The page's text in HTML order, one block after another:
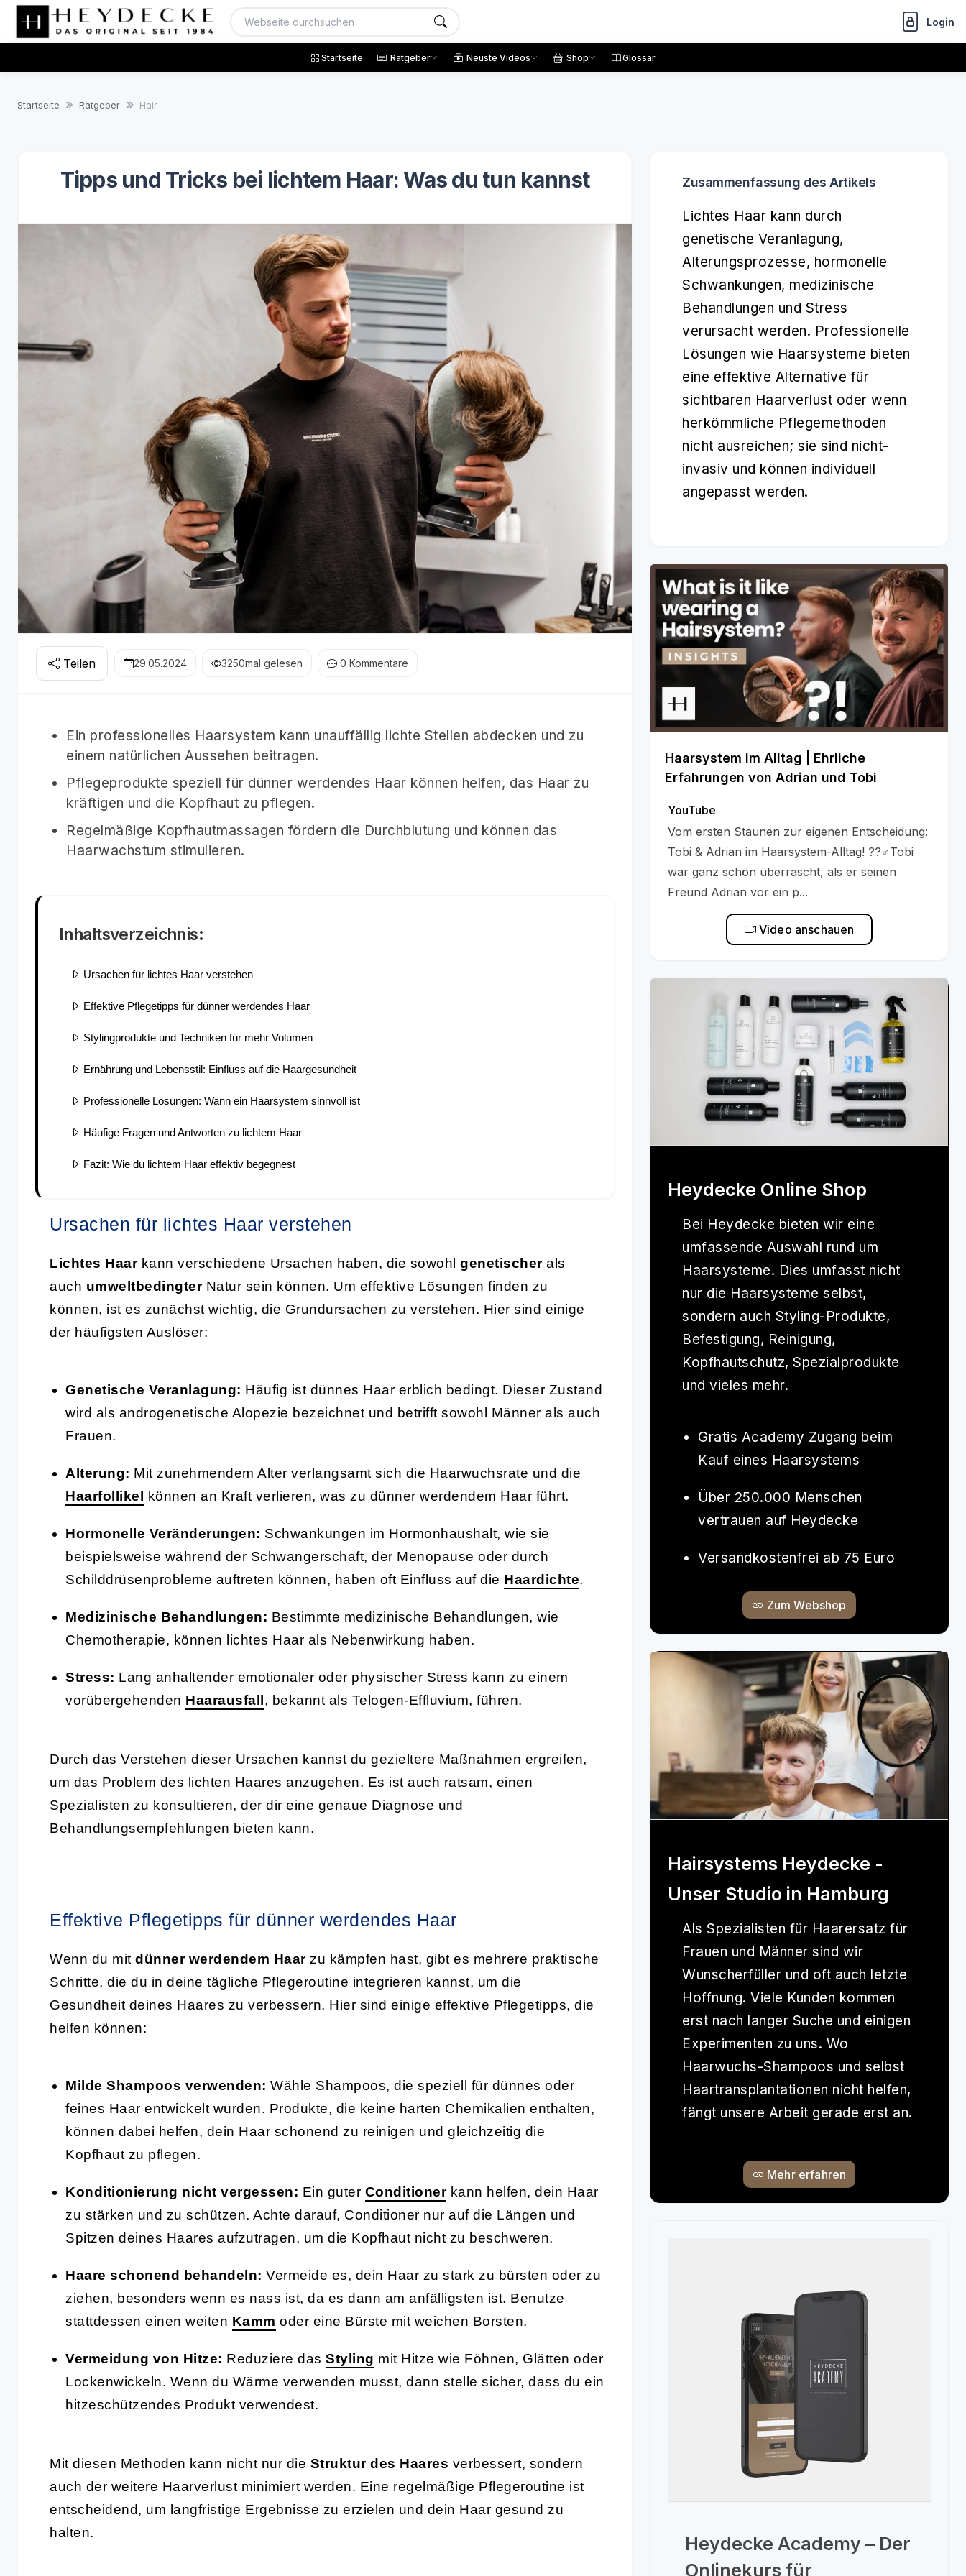
Login
Startseite Ratgeber Neuste Videos Shop Glossar
Startseite Ratgeber Hair
Tipps und Tricks bei lichtem Haar: Was du tun kannst
Teilen 29.05.2024 3250mal gelesen 0 Kommentare
Ein professionelles Haarsystem kann unauffällig lichte Stellen abdecken und zu
einem natürlichen Aussehen beitragen.
Pflegeprodukte speziell für dünner werdendes Haar können helfen, das Haar zu
kräftigen und die Kopfhaut zu pflegen.
Regelmäßige Kopfhautmassagen fördern die Durchblutung und können das
Haarwachstum stimulieren.
Inhaltsverzeichnis:
Ursachen für lichtes Haar verstehen
Effektive Pflegetipps für dünner werdendes Haar
Stylingprodukte und Techniken für mehr Volumen
Ernährung und Lebensstil: Einfluss auf die Haargesundheit
Professionelle Lösungen: Wann ein Haarsystem sinnvoll ist
Häufige Fragen und Antworten zu lichtem Haar
Fazit: Wie du lichtem Haar effektiv begegnest
Ursachen für lichtes Haar verstehen
Lichtes Haarkann verschiedene Ursachen haben, die sowohl genetischerals
auch umweltbedingterNatur sein können. Um effektive Lösungen finden zu
können, ist es zunächst wichtig, die Grundursachen zu verstehen. Hier sind einige
der häufigsten Auslöser:
Genetische Veranlagung: Häufig ist dünnes Haar erblich bedingt. Dieser Zustand
wird als androgenetische Alopezie bezeichnet und betrifft sowohl Männer als auch
Frauen.
Alterung: Mit zunehmendem Alter verlangsamt sich die Haarwuchsrate und die
Haarfollikel können an Kraft verlieren, was zu dünner werdendem Haar führt.
Hormonelle Veränderungen: Schwankungen im Hormonhaushalt, wie sie
beispielsweise während der Schwangerschaft, der Menopause oder durch
Schilddrüsenprobleme auftreten können, haben oft Einfluss auf die Haardichte.
Medizinische Behandlungen: Bestimmte medizinische Behandlungen, wie
Chemotherapie, können lichtes Haar als Nebenwirkung haben.
Stress: Lang anhaltender emotionaler oder physischer Stress kann zu einem
vorübergehenden Haarausfall, bekannt als Telogen-Effluvium, führen.
Durch das Verstehen dieser Ursachen kannst du gezieltere Maßnahmen ergreifen,
um das Problem des lichten Haares anzugehen. Es ist auch ratsam, einen
Spezialisten zu konsultieren, der dir eine genaue Diagnose und
Behandlungsempfehlungen bieten kann.
Effektive Pflegetipps für dünner werdendes Haar
Wenn du mit dünner werdendem Haarzu kämpfen hast, gibt es mehrere praktische
Schritte, die du in deine tägliche Pflegeroutine integrieren kannst, um die
Gesundheit deines Haares zu verbessern. Hier sind einige effektive Pflegetipps, die
helfen können:
Milde Shampoos verwenden: Wähle Shampoos, die speziell für dünnes oder
feines Haar entwickelt wurden. Produkte, die keine harten Chemikalien enthalten,
können dabei helfen, dein Haar schonend zu reinigen und gleichzeitig die
Kopfhaut zu pflegen.
Konditionierung nicht vergessen: Ein guter Conditionerkann helfen, dein Haar
zu stärken und zu schützen. Achte darauf, Conditioner nur auf die Längen und
Spitzen deines Haares aufzutragen, um die Kopfhaut nicht zu beschweren.
Haare schonend behandeln: Vermeide es, dein Haar zu stark zu bürsten oder zu
ziehen, besonders wenn es nass ist, da es dann am anfälligsten ist. Benutze
stattdessen einen weiten Kamm oder eine Bürste mit weichen Borsten.
Vermeidung von Hitze: Reduziere das Styling mit Hitze wie Föhnen, Glätten oder
Lockenwickeln. Wenn du Wärme verwenden musst, dann stelle sicher, dass du ein
hitzeschützendes Produkt verwendest.
Mit diesen Methoden kann nicht nur die Struktur des Haares verbessert, sondern
auch der weitere Haarverlust minimiert werden. Eine regelmäßige Pflegeroutine ist
entscheidend, um langfristige Ergebnisse zu erzielen und dein Haar gesund zu
halten.
Zusammenfassung des Artikels
Lichtes Haar kann durch
genetische Veranlagung,
Alterungsprozesse, hormonelle
Schwankungen, medizinische
Behandlungen und Stress
verursacht werden. Professionelle
Lösungen wie Haarsysteme bieten
eine effektive Alternative für
sichtbaren Haarverlust oder wenn
herkömmliche Pflegemethoden
nicht ausreichen; sie sind nicht-
invasiv und können individuell
angepasst werden.
Haarsystem im Alltag | Ehrliche
Erfahrungen von Adrian und Tobi
YouTube
Vom ersten Staunen zur eigenen Entscheidung:
Tobi & Adrian im Haarsystem-Alltag! ??‍♂️Tobi
war ganz schön überrascht, als er seinen
Freund Adrian vor ein p...
Video anschauen
Heydecke Online Shop
Bei Heydecke bieten wir eine
umfassende Auswahl rund um
Haarsysteme. Dies umfasst nicht
nur die Haarsysteme selbst,
sondern auch Styling-Produkte,
Befestigung, Reinigung,
Kopfhautschutz, Spezialprodukte
und vieles mehr.
Gratis Academy Zugang beim
Kauf eines Haarsystems
Über 250.000 Menschen
vertrauen auf Heydecke
Versandkostenfrei ab 75 Euro
Zum Webshop
Hairsystems Heydecke -
Unser Studio in Hamburg
Als Spezialisten für Haarersatz für
Frauen und Männer sind wir
Wunscherfüller und oft auch letzte
Hoffnung. Viele Kunden kommen
erst nach langer Suche und einigen
Experimenten zu uns. Wo
Haarwuchs-Shampoos und selbst
Haartransplantationen nicht helfen,
fängt unsere Arbeit gerade erst an.
Mehr erfahren
Heydecke Academy – Der
Onlinekurs für